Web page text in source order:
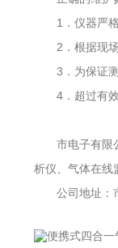
1．仪器严格
2．根据现场
3．为保证测
4．超过有效
市电子有限公
析仪、气体在线
公司地址：市